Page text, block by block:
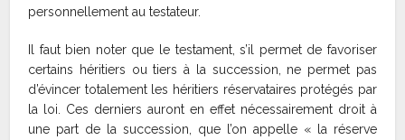
personnellement au testateur.
Il faut bien noter que le testament, s’il permet de favoriser
certains héritiers ou tiers à la succession, ne permet pas
d’évincer totalement les héritiers réservataires protégés par
la loi. Ces derniers auront en effet nécessairement droit à
une part de la succession, que l’on appelle « la réserve